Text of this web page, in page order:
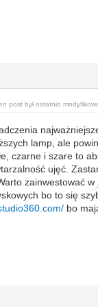
post był ostatnio
lamp, ale
czarne i szare to
ujęć.
zainwestować
bo to się
bo